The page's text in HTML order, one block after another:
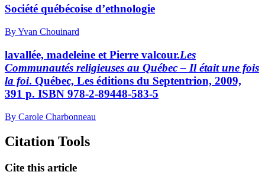
Société québécoise d’ethnologie
By Yvan Chouinard
lavallée, madeleine et Pierre valcour.Les
Communautés religieuses au Québec – Il était une fois
la foi. Québec, Les éditions du Septentrion, 2009,
391 p. ISBN 978-2-89448-583-5
By Carole Charbonneau
Citation Tools
Cite this article